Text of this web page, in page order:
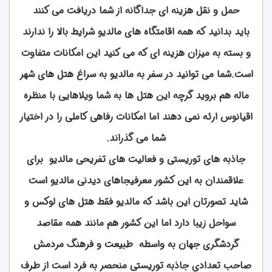
حمل و نقل هزینه ای جداگانه از شما دریافت می کنند
باید بدانید که همه اقامتگاه های مالدیو شرایط بالا را ندارند
و بسته به میزان هزینه ای که می کنید این امکانات متفاوت
است.شما می توانید در سفر به مالدیو به سراغ هتل های شهر
ماله هم بروید گرچه این هتل ها به شما ویلاهایی با منظره
اقیانوس ارئه نمی دهند اما امکانات رفاهی کاملی را در اختیار
شما می گذراند.
جاذبه های توریستی و فعالیت های تفریحی مالدیو برای
علاقمندان به این کشور معرفیجاهای دیدنی مالدیو است
شاید تصورتان این باشد که مالدیو فقط هتل های لوکس و
سواحل زیبا دارد اما این کشور هم مانند همه مقاصد
گردشگری جهان به واسطه طبیعت و فرهنگ مردمش
صاحب تعدادی جاذبه توریستی منحصر به فرد است از طرف